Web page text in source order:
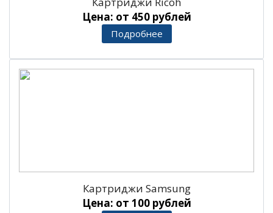
Цена: от 450 рублей
Подробнее
Картриджи Samsung
Цена: от 100 рублей